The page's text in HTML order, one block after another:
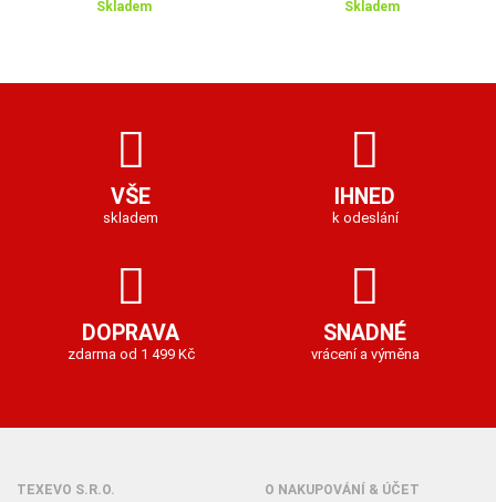
Skladem Skladem
VŠE
skladem
IHNED
k odeslání
DOPRAVA
zdarma od 1 499 Kč
SNADNÉ
vrácení a výměna
TEXEVO S.R.O. O NAKUPOVÁNÍ & ÚČET